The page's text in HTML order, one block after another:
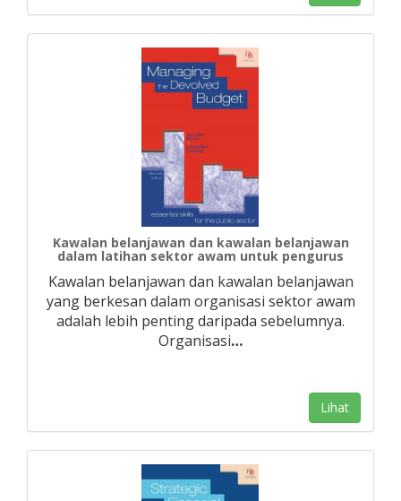
Kawalan belanjawan dan kawalan belanjawan
dalam latihan sektor awam untuk pengurus
Kawalan belanjawan dan kawalan belanjawan
yang berkesan dalam organisasi sektor awam
adalah lebih penting daripada sebelumnya.
Organisasi…
Lihat